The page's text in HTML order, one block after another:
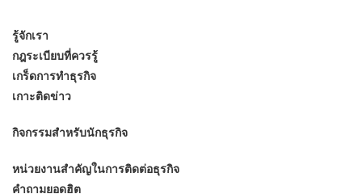
รู้จักเรา
กฎระเบียบที่ควรรู้
เกร็ดการทำธุรกิจ
เกาะติดข่าว
กิจกรรมสำหรับนักธุรกิจ
หน่วยงานสำคัญในการติดต่อธุรกิจ
คำถามยอดฮิต